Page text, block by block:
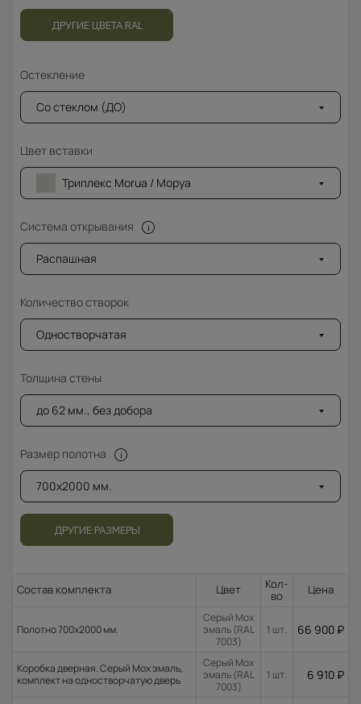
ДРУГИЕ ЦВЕТА RAL
Остекление
Со стеклом (ДО)
Цвет вставки
Триплекс Morua / Моруа
Система открывания
Распашная
Количество створок
Одностворчатая
Толщина стены
до 62 мм., без добора
Размер полотна
700x2000 мм.
ДРУГИЕ РАЗМЕРЫ
Состав комплекта Цвет
Кол-
во
Цена
Полотно 700x2000 мм.
Серый Мох
эмаль (RAL
7003)
1 шт. 66 900 ₽
Коробка дверная. Серый Мох эмаль,
комплект на одностворчатую дверь
Серый Мох
эмаль (RAL
7003)
1 шт. 6 910 ₽